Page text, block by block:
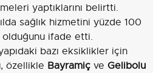
yaptıklarını belirtti.
sağlık hizmetini yüzde 100
olduğunu ifade etti.
bazı eksiklikler için
özellikle Bayramiçve Gelibolu